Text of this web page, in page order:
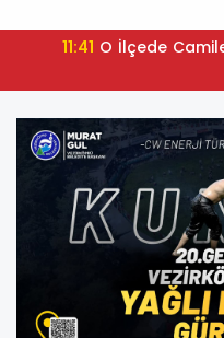
11:41 O İlçede